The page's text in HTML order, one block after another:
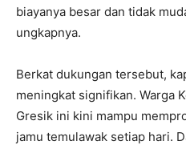
biayanya besar dan tidak
ungkapnya.
Berkat dukungan tersebut,
meningkat signifikan. Warga
Gresik ini kini mampu
jamu temulawak setiap hari.